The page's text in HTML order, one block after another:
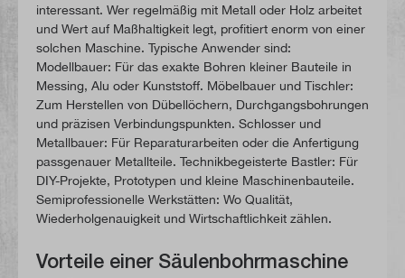
interessant. Wer regelmäßig mit Metall oder Holz arbeitet
und Wert auf Maßhaltigkeit legt, profitiert enorm von einer
solchen Maschine. Typische Anwender sind:
Modellbauer: Für das exakte Bohren kleiner Bauteile in
Messing, Alu oder Kunststoff. Möbelbauer und Tischler:
Zum Herstellen von Dübellöchern, Durchgangsbohrungen
und präzisen Verbindungspunkten. Schlosser und
Metallbauer: Für Reparaturarbeiten oder die Anfertigung
passgenauer Metallteile. Technikbegeisterte Bastler: Für
DIY-Projekte, Prototypen und kleine Maschinenbauteile.
Semiprofessionelle Werkstätten: Wo Qualität,
Wiederholgenauigkeit und Wirtschaftlichkeit zählen.
Vorteile einer Säulenbohrmaschine